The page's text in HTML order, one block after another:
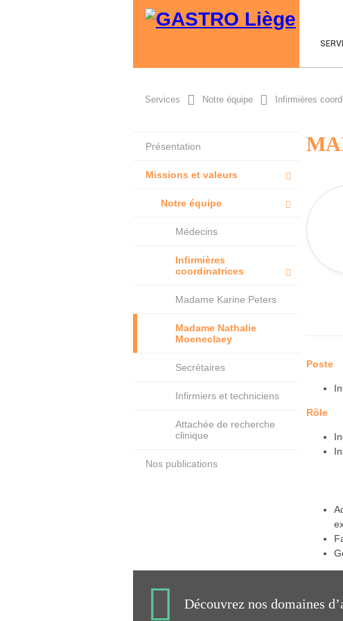
Services Notre équipe Infirmières
Poste
Rôle
Présentation
Missions et valeurs
Notre équipe
Médecins
Infirmières
coordinatrices
Madame Karine Peters
Madame Nathalie
Moeneclaey
Secrétaires
Infirmiers et techniciens
Attachée de recherche
clinique
Nos publications
Découvrez nos domaines